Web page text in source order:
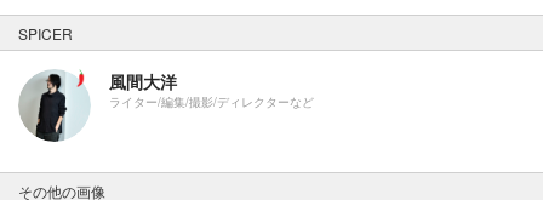
SPICER
風間大洋
ライター/編集/撮影/ディレクターなど
その他の画像